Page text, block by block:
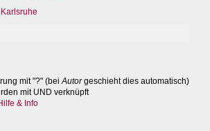
mit "?" (bei Autorgeschieht dies automatisch)
mit UND verknüpft
& Info